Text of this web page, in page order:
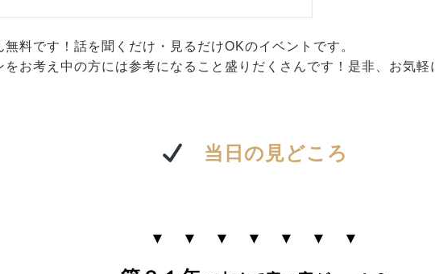
無料です！話を聞くだけ・見るだけOKのイベントです。
をお考え中の方には参考になること盛りだくさんです！是非、お気
当日の見どころ
▼ ▼ ▼ ▼ ▼ ▼ ▼